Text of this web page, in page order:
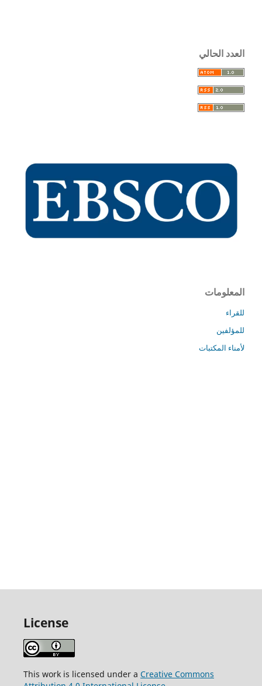
العدد الحالي
المعلومات
للقراء
للمؤلفين
لأمناء المكتبات
License
This work is licensed under a Creative Commons